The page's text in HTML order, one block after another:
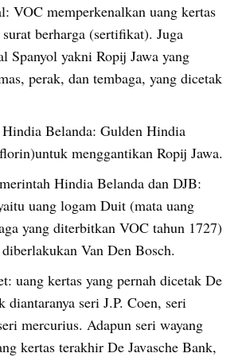
VOC memperkenalkan uang kertas
berharga (sertifikat). Juga
Spanyol yakni Ropij Jawa yang
perak, dan tembaga, yang dicetak
Belanda: Gulden Hindia
menggantikan Ropij Jawa.
Hindia Belanda dan DJB:
uang logam Duit (mata uang
yang diterbitkan VOC tahun 1727)
Van Den Bosch.
uang kertas yang pernah dicetak De
diantaranya seri J.P. Coen, seri
mercurius. Adapun seri wayang
kertas terakhir De Javasche Bank,